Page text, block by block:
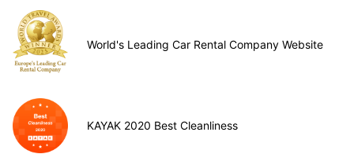
World's Leading Car Rental Company Website
KAYAK 2020 Best Cleanliness